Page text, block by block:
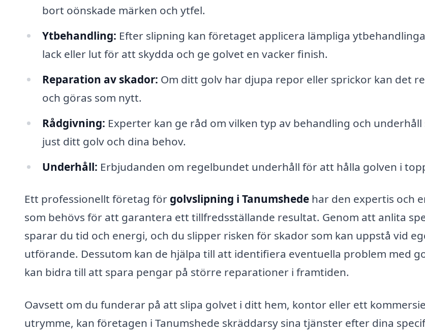
bort oönskade märken och ytfel.
Ytbehandling: Efter slipning kan företaget applicera lämpliga
lack eller lut för att skydda och ge golvet en vacker finish.
Reparation av skador: Om ditt golv har djupa repor eller sprickor kan det
och göras som nytt.
Rådgivning: Experter kan ge råd om vilken typ av behandling och underhåll
just ditt golv och dina behov.
Underhåll: Erbjudanden om regelbundet underhåll för att hålla golven i
Ett professionellt företag för golvslipning i Tanumshede har den expertis och
som behövs för att garantera ett tillfredsställande resultat. Genom att anlita
sparar du tid och energi, och du slipper risken för skador som kan uppstå vid
utförande. Dessutom kan de hjälpa till att identifiera eventuella problem med
kan bidra till att spara pengar på större reparationer i framtiden.
Oavsett om du funderar på att slipa golvet i ditt hem, kontor eller ett
utrymme, kan företagen i Tanumshede skräddarsy sina tjänster efter dina